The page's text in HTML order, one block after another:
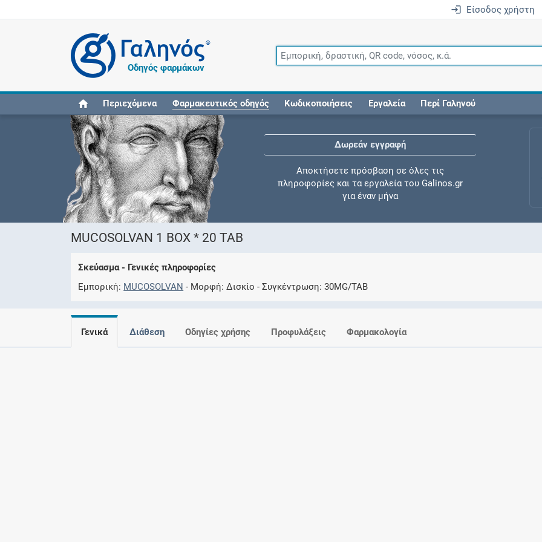
Είσοδος χρήστη
®
Οδηγός φαρμάκων
Περιεχόμενα Φαρμακευτικός οδηγός Κωδικοποιήσεις Εργαλεία Περί Γαληνού
Δωρεάν εγγραφή
Αποκτήσετε πρόσβαση σε όλες τις
πληροφορίες και τα εργαλεία του Galinos.gr
για έναν μήνα
Ελέγξτε την αγωγή σας για αντενδείξεις και
MUCOSOLVAN 1 BOX * 20 TAB
Σκεύασμα - Γενικές πληροφορίες
Εμπορική MUCOSOLVAN Μορφή Δισκίο Συγκέντρωση 30MG/TAB
Γενικά Διάθεση Οδηγίες χρήσης Προφυλάξεις Φαρμακολογία